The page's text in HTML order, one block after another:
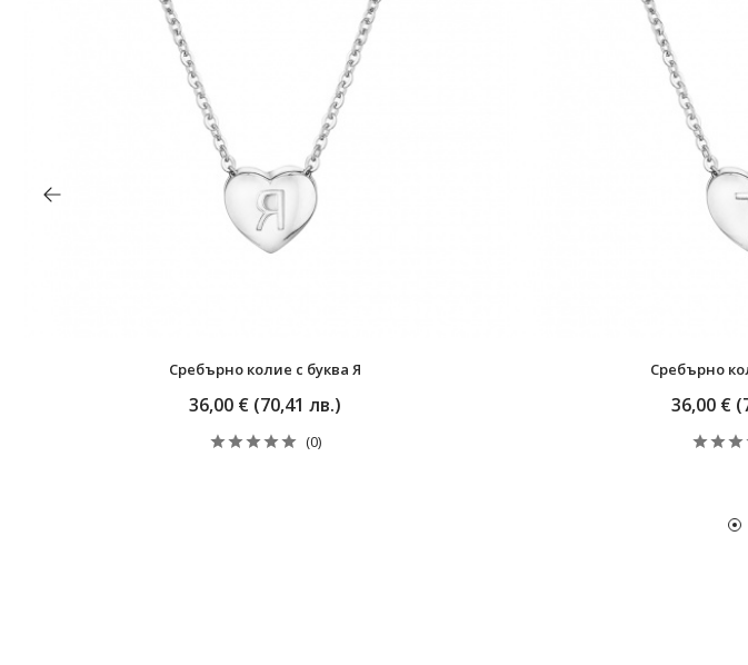
Сребърно колие с буква Я
36,00 € (70,41 лв.)
(0)
Сребърно
36,00 €